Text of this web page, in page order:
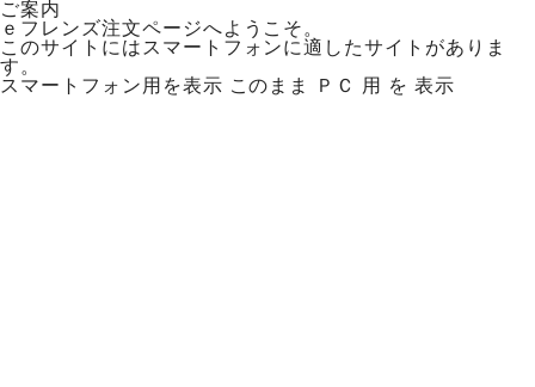
ご案内
ｅフレンズ注文ページへようこそ。
このサイトにはスマートフォンに適したサイトがありま
す。
スマートフォン用を表示 このまま ＰＣ 用 を 表示